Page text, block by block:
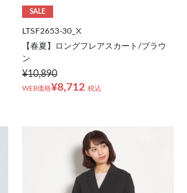
SALE
LTSF2653-30_X
【春夏】ロングフレアスカート/ブラウ
ン
¥10,890
WEB価格¥8,712 税込